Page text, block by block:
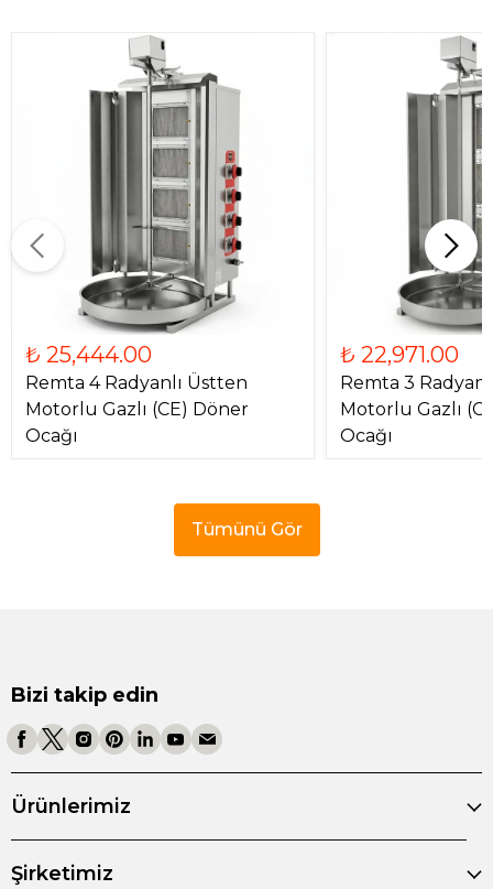
₺ 25,444.00
Remta 4 Radyanlı Üstten
Motorlu Gazlı (CE) Döner
Ocağı
₺ 22,971.00
Remta 3
Motorlu Gazlı
Ocağı
Tümünü Gör
Bizi takip edin
Ürünlerimiz
Şirketimiz